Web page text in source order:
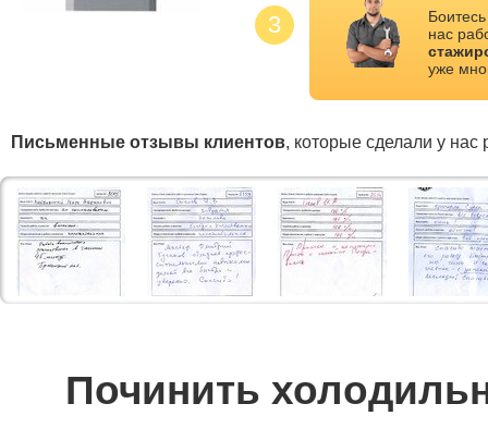
3
нас
уже
Письменные отзывы клиентов, которые сделали у нас
Починить